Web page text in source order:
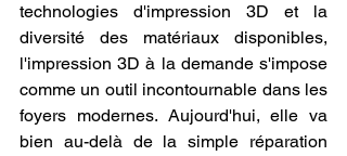
technologies d'impression 3D et la
diversité des matériaux disponibles,
l'impression 3D à la demande s'impose
comme un outil incontournable dans les
foyers modernes. Aujourd'hui, elle va
bien au-delà de la simple réparation